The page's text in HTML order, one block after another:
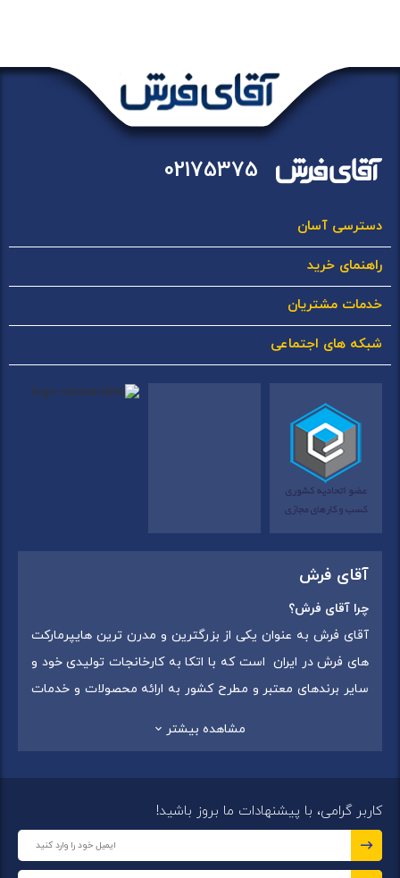
02175375
دسترسی آسان
راهنمای خرید
خدمات مشتریان
شبکه های اجتماعی
آقای فرش
چرا آقای فرش؟
آقای فرش به عنوان یکی از بزرگترین و مدرن ترین هایپرمارکت
های فرش در ایران است که با اتکا به کارخانجات تولیدی خود و
سایر برندهای معتبر و مطرح کشور به ارائه محصولات و خدمات
شهر:فردیس ) ، استان قزوین (شهر قزوین)
مجموعه در تمامی شعب خود بهترین برند ها و بافته های ایران
مشاهده بیشتر
کاربر گرامی، با پیشنهادات ما بروز باشید!